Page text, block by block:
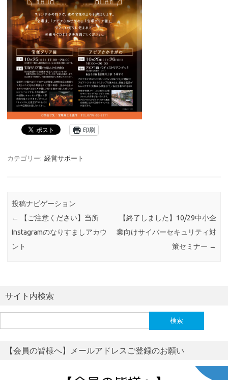
印刷
カテゴリー: 経営サポート
投稿ナビゲーション
←
【ご注意ください】当所
Instagramのなりすましアカウ
ント
【終了しました】10/29中小企
業向けサイバーセキュリティ対
策セミナー →
サイト内検索
索:
【会員の皆様へ】メールアドレスご登録のお願い